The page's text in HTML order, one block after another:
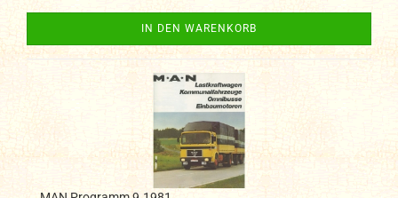
IN DEN WARENKORB